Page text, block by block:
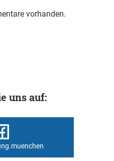
vorhanden.
uns auf: